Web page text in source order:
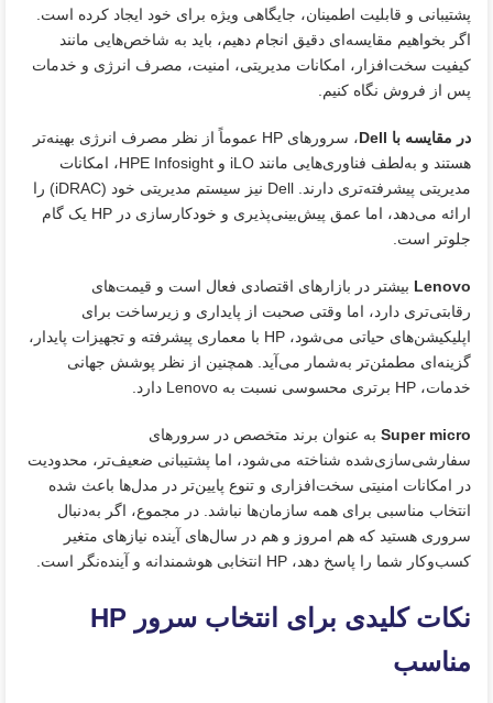
پشتیبانی و قابلیت اطمینان، جایگاهی ویژه برای خود ایجاد کرده است.
اگر بخواهیم مقایسه‌ای دقیق انجام دهیم، باید به شاخص‌هایی مانند
کیفیت سخت‌افزار، امکانات مدیریتی، امنیت، مصرف انرژی و خدمات
پس از فروش نگاه کنیم.
در مقایسه با Dell
، سرورهای HP عموماً از نظر مصرف انرژی بهینه‌تر
هستند و به‌لطف فناوری‌هایی مانند iLO و HPE Infosight، امکانات
مدیریتی پیشرفته‌تری دارند. Dell نیز سیستم مدیریتی خود (iDRAC) را
ارائه می‌دهد، اما عمق پیش‌بینی‌پذیری و خودکارسازی در HP یک گام
جلوتر است.
Lenovo بیشتر در بازارهای اقتصادی فعال است و قیمت‌های
رقابتی‌تری دارد، اما وقتی صحبت از پایداری و زیرساخت برای
اپلیکیشن‌های حیاتی می‌شود، HP با معماری پیشرفته و تجهیزات پایدار،
گزینه‌ای مطمئن‌تر به‌شمار می‌آید. همچنین از نظر پوشش جهانی
خدمات، HP برتری محسوسی نسبت به Lenovo دارد.
Super micro به‌ عنوان برند متخصص در سرورهای
سفارشی‌سازی‌شده شناخته می‌شود، اما پشتیبانی ضعیف‌تر، محدودیت
در امکانات امنیتی سخت‌افزاری و تنوع پایین‌تر در مدل‌ها باعث شده
انتخاب مناسبی برای همه سازمان‌ها نباشد. در مجموع، اگر به‌دنبال
سروری هستید که هم امروز و هم در سال‌های آینده نیازهای متغیر
کسب‌وکار شما را پاسخ دهد، HP انتخابی هوشمندانه و آینده‌نگر است.
نکات کلیدی برای انتخاب سرور HP
مناسب